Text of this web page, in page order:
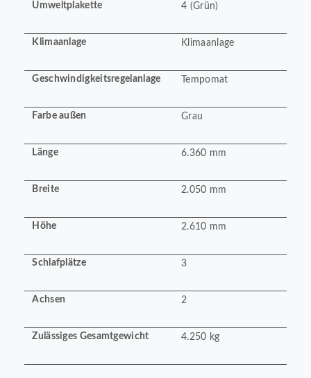
Umweltplakette 4 (Grün)
Klimaanlage Klimaanlage
Geschwindigkeitsregelanlage Tempomat
Farbe außen Grau
Länge 6.360 mm
Breite 2.050 mm
Höhe 2.610 mm
Schlafplätze 3
Achsen 2
Zulässiges Gesamtgewicht 4.250 kg